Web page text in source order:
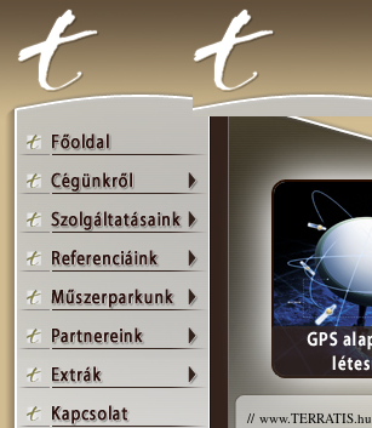
// www.TERRATIS.hu